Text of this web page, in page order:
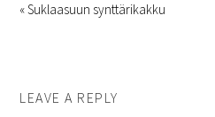
« Suklaasuun synttärikakku
LEAVE A REPLY